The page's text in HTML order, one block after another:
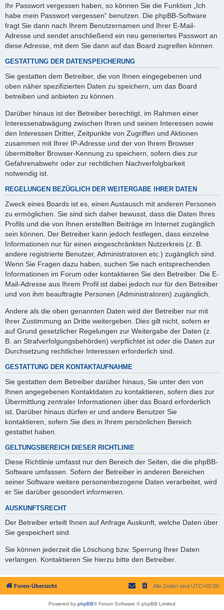
Ihr Passwort vergessen haben, so können Sie die Funktion „Ich
habe mein Passwort vergessen“ benutzen. Die phpBB-Software
fragt Sie dann nach Ihrem Benutzernamen und Ihrer E-Mail-
Adresse und sendet anschließend ein neu generiertes Passwort an
diese Adresse, mit dem Sie dann auf das Board zugreifen können.
GESTATTUNG DER DATENSPEICHERUNG
Sie gestatten dem Betreiber, die von Ihnen eingegebenen und
oben näher spezifizierten Daten zu speichern, um das Board
betreiben und anbieten zu können.
Darüber hinaus ist der Betreiber berechtigt, im Rahmen einer
Interessenabwägung zwischen Ihren und seinen Interessen sowie
den Interessen Dritter, Zeitpunkte von Zugriffen und Aktionen
zusammen mit Ihrer IP-Adresse und der von Ihrem Browser
übermittelter Browser-Kennung zu speichern, sofern dies zur
Gefahrenabwehr oder zur rechtlichen Nachverfolgbarkeit
notwendig ist.
REGELUNGEN BEZÜGLICH DER WEITERGABE IHRER DATEN
Zweck eines Boards ist es, einen Austausch mit anderen Personen
zu ermöglichen. Sie sind sich daher bewusst, dass die Daten Ihres
Profils und die von Ihnen erstellten Beiträge im Internet zugänglich
sein können. Der Betreiber kann jedoch festlegen, dass einzelne
Informationen nur für einen eingeschränkten Nutzerkreis (z. B.
andere registrierte Benutzer, Administratoren etc.) zugänglich sind.
Wenn Sie Fragen dazu haben, suchen Sie nach entsprechenden
Informationen im Forum oder kontaktieren Sie den Betreiber. Die E-
Mail-Adresse aus Ihrem Profil ist dabei jedoch nur für den Betreiber
und von ihm beauftragte Personen (Administratoren) zugänglich.
Andere als die oben genannten Daten wird der Betreiber nur mit
Ihrer Zustimmung an Dritte weitergeben. Dies gilt nicht, sofern er
auf Grund gesetzlicher Regelungen zur Weitergabe der Daten (z.
B. an Strafverfolgungsbehörden) verpflichtet ist oder die Daten zur
Durchsetzung rechtlicher Interessen erforderlich sind.
GESTATTUNG DER KONTAKTAUFNAHME
Sie gestatten dem Betreiber darüber hinaus, Sie unter den von
Ihnen angegebenen Kontaktdaten zu kontaktieren, sofern dies zur
Übermittlung zentraler Informationen über das Board erforderlich
ist. Darüber hinaus dürfen er und andere Benutzer Sie
kontaktieren, sofern Sie dies in Ihrem persönlichen Bereich
gestattet haben.
GELTUNGSBEREICH DIESER RICHTLINIE
Diese Richtlinie umfasst nur den Bereich der Seiten, die die phpBB-
Software umfassen. Sofern der Betreiber in anderen Bereichen
seiner Software weitere personenbezogene Daten verarbeitet, wird
er Sie darüber gesondert informieren.
AUSKUNFTSRECHT
Der Betreiber erteilt Ihnen auf Anfrage Auskunft, welche Daten über
Sie gespeichert sind.
Sie können jederzeit die Löschung bzw. Sperrung Ihrer Daten
verlangen. Kontaktieren Sie hierzu bitte den Betreiber.
Foren-Übersicht Alle Zeiten sind UTC+02:00
Powered by phpBB® Forum Software © phpBB Limited